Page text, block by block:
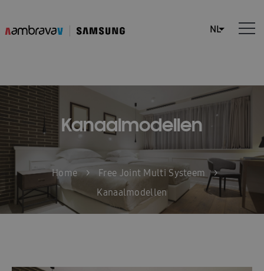
Kanaalmodellen
Home > Free Joint Multi Systeem >
Kanaalmodellen